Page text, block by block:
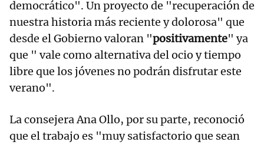
democrático". Un proyecto de "recuperación de
nuestra historia más reciente y dolorosa" que
desde el Gobierno valoran "positivamente" ya
que " vale como alternativa del ocio y tiempo
libre que los jóvenes no podrán disfrutar este
verano".
La consejera Ana Ollo, por su parte, reconoció
que el trabajo es "muy satisfactorio que sean